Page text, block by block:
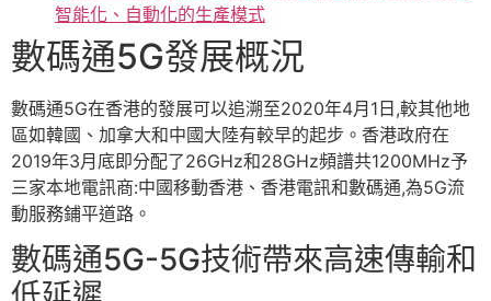
智能化、自動化的生產模式
數碼通5G發展概況
數碼通5G在香港的發展可以追溯至2020年4月1日,較其他地
區如韓國、加拿大和中國大陸有較早的起步。香港政府在
2019年3月底即分配了26GHz和28GHz頻譜共1200MHz予
三家本地電訊商:中國移動香港、香港電訊和數碼通,為5G流
動服務鋪平道路。
數碼通5G-5G技術帶來高速傳輸和